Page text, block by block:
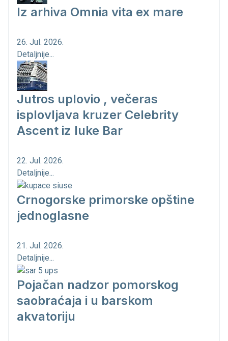
Iz arhiva Omnia vita ex mare
26. Jul. 2026.
Detaljnije...
Jutros uplovio , večeras
isplovljava kruzer Celebrity
Ascent iz luke Bar
22. Jul. 2026.
Detaljnije...
Crnogorske primorske opštine
jednoglasne
21. Jul. 2026.
Detaljnije...
Pojačan nadzor pomorskog
saobraćaja i u barskom
akvatoriju